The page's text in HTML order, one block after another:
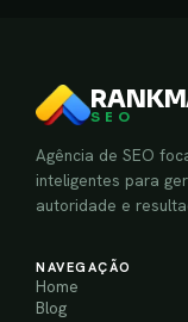
SEO
Agência de SEO
inteligentes para
autoridade e
NAVEGAÇÃO
Home
Blog